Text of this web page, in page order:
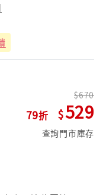
79
670
529
查詢門市庫存